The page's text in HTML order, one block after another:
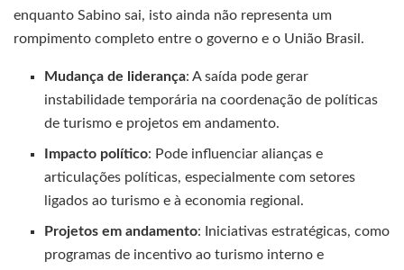
enquanto Sabino sai, isto ainda não representa um
rompimento completo entre o governo e o União Brasil.
Mudança de liderança: A saída pode gerar
instabilidade temporária na coordenação de políticas
de turismo e projetos em andamento.
Impacto político: Pode influenciar alianças e
articulações políticas, especialmente com setores
ligados ao turismo e à economia regional.
Projetos em andamento: Iniciativas estratégicas, como
programas de incentivo ao turismo interno e